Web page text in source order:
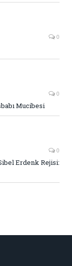
0
0
Mucibesi
0
Erdenk Rejisi: